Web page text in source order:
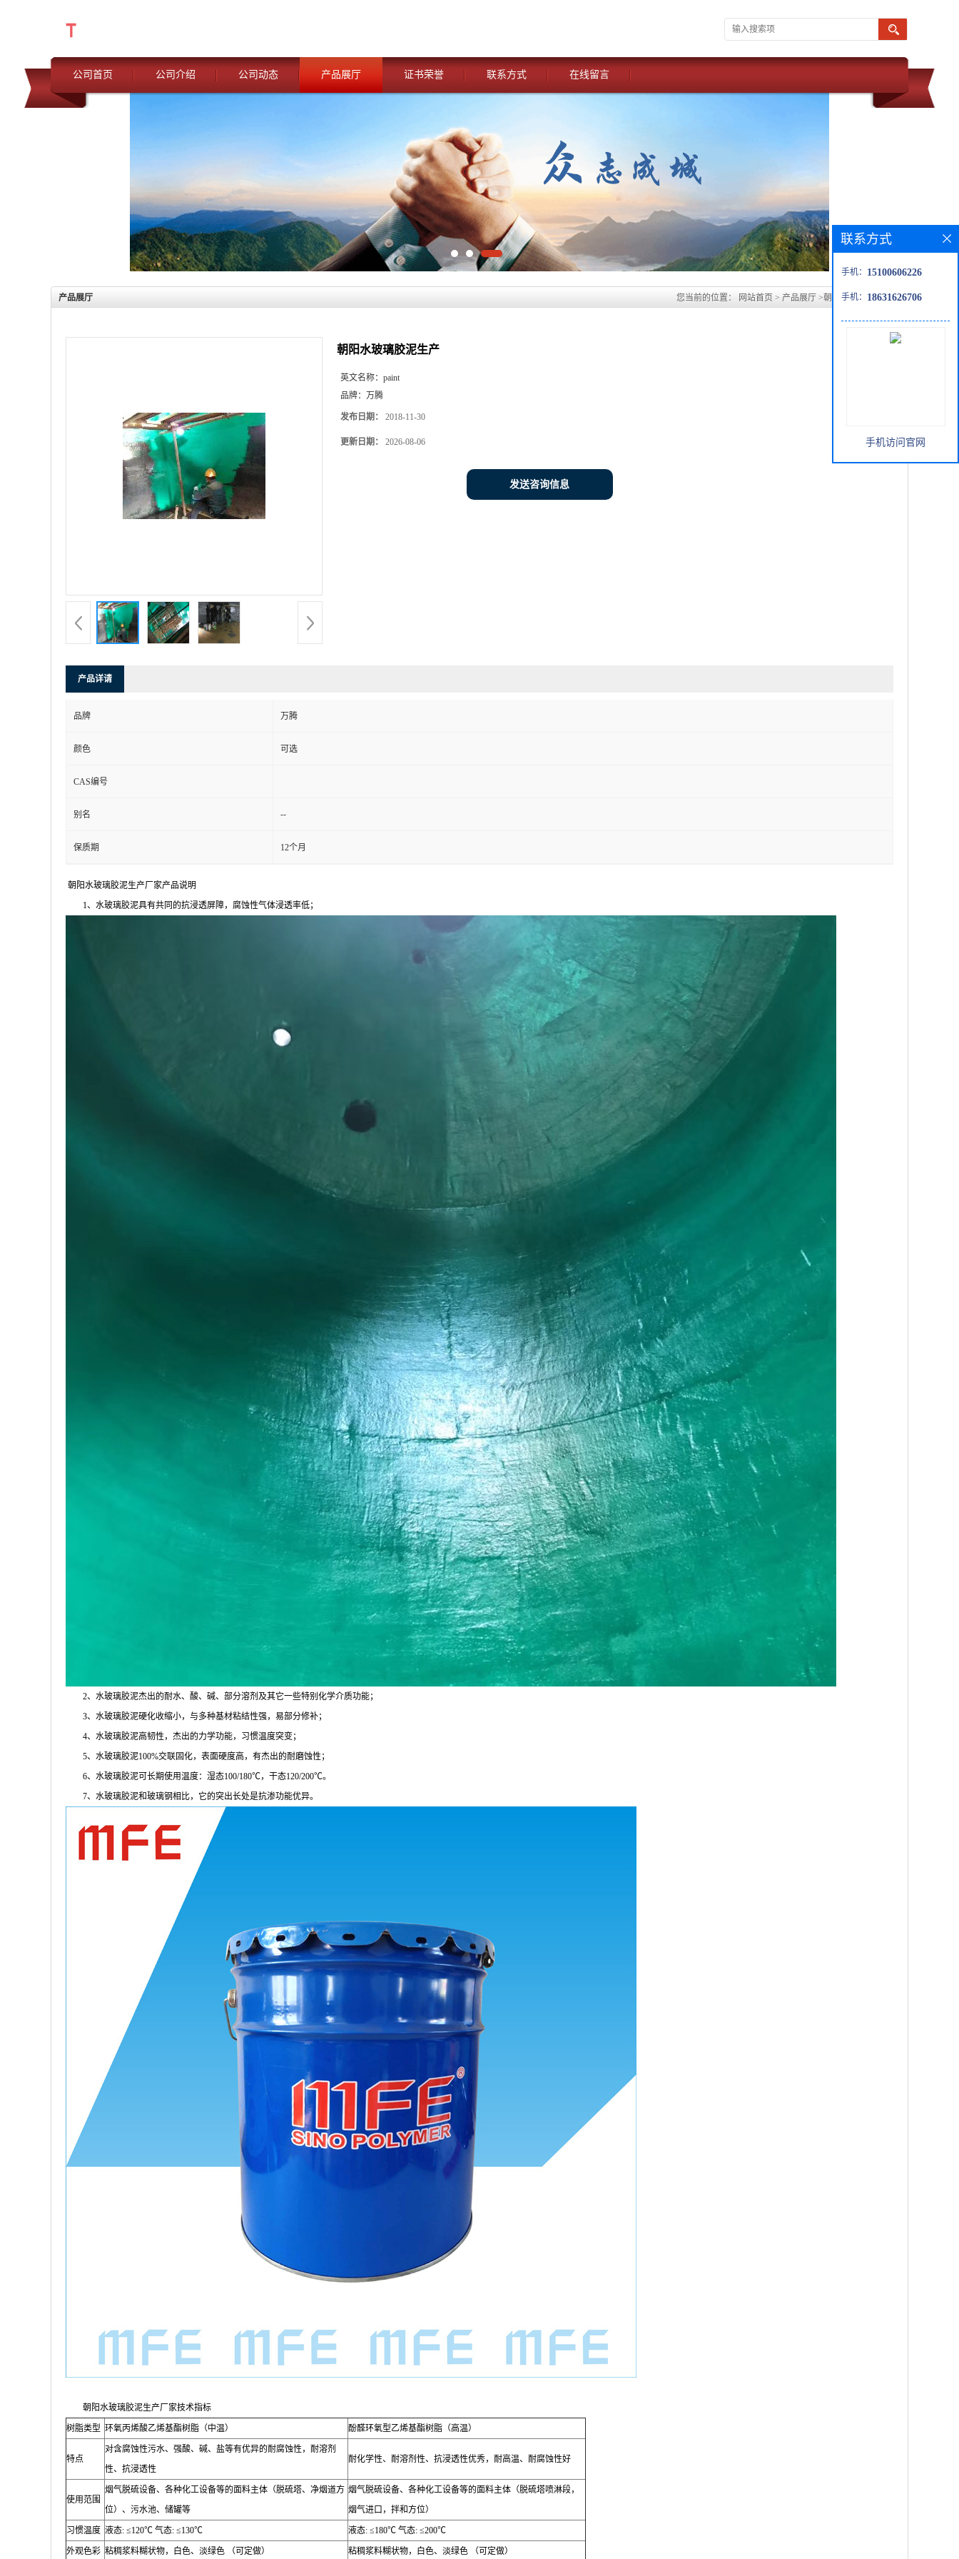
公司首页 公司介绍 公司动态 产品展厅 证书荣誉 联系方式 在线留言
产品展厅 您当前的位置： 网站首页 > 产品展厅 >朝阳水玻璃胶泥生产
朝阳水玻璃胶泥生产
英文名称： paint
品牌： 万腾
发布日期： 2018-11-30
更新日期： 2026-08-06
发送咨询信息
产品详请
品牌 万腾
颜色 可选
CAS编号
别名 --
保质期 12个月
朝阳水玻璃胶泥生产厂家产品说明
1、水玻璃胶泥具有共同的抗浸透屏障，腐蚀性气体浸透率低；
2、水玻璃胶泥杰出的耐水、酸、碱、部分溶剂及其它一些特别化学介质功能；
3、水玻璃胶泥硬化收缩小，与多种基材粘结性强，易部分修补；
4、水玻璃胶泥高韧性，杰出的力学功能，习惯温度突变；
5、水玻璃胶泥100%交联固化，表面硬度高，有杰出的耐磨蚀性；
6、水玻璃胶泥可长期使用温度：湿态100/180℃，干态120/200℃。
7、 水玻璃胶泥和玻璃钢相比，它的突出长处是抗渗功能优异。
朝阳水玻璃胶泥生产厂家技术指标
树脂类型 环氧丙烯酸乙烯基酯树脂（中温） 酚醛环氧型乙烯基酯树脂（高温）
特点
对含腐蚀性污水、强酸、碱、盐等有优异的耐腐蚀性，耐溶剂
性、抗浸透性
耐化学性、耐溶剂性、抗浸透性优秀，耐高温、耐腐蚀性好
使用范围
烟气脱硫设备、各种化工设备等的面料主体（脱硫塔、净烟道方
位）、污水池、储罐等
烟气脱硫设备、各种化工设备等的面料主体（脱硫塔喷淋段，
烟气进口，拌和方位）
习惯温度 液态: ≤120℃ 气态: ≤130℃ 液态: ≤180℃ 气态: ≤200℃
外观色彩 粘稠浆料糊状物，白色、淡绿色 （可定做） 粘稠浆料糊状物，白色、淡绿色 （可定做）
联系方式
手机： 15100606226
手机： 18631626706
手机访问官网